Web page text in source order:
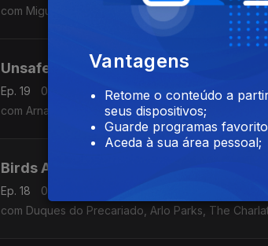
com Miguel Tapadas e Sneaky Jesus.
Unsafe Space Garden, salvar o mundo
Ep. 19
08 mai. 2026
com Arnaldo Baptista, Paolo Conte, Requin
Birds Are Indie, distopia real
Ep. 18
01 mai. 2026
com Duques do Precariado, Arlo Parks, The
Vantagens
Retome o conteúdo a
seus dispositivos;
Guarde programas
Aceda à sua área pessoal;